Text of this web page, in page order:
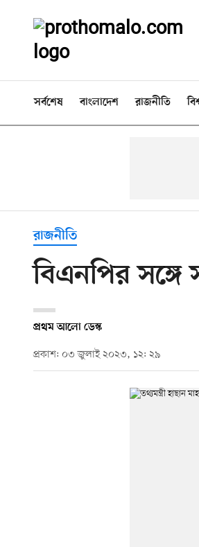
সর্বশেষ বাংলাদেশ রাজনীতি
রাজনীতি
বিএনপির সঙ্গে
প্রথম আলো ডেস্ক
প্রকাশ: ০৩ জুলাই ২০২৩, ১২: ২৯